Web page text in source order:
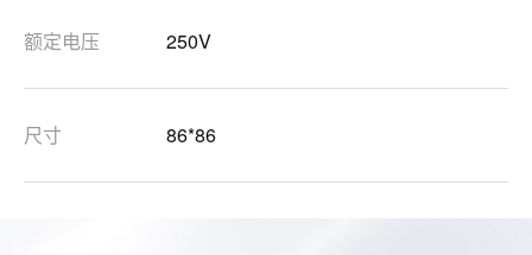
额定电压 250V
尺寸 86*86